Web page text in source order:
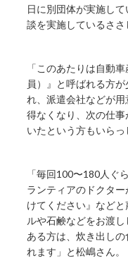
日に別団体が実施し
談を実施しているささ
「このあたりは自動
員）』と呼ばれる方
れ、派遣会社などが
得なくなり、次の仕
いたという方もいらっ
「毎回100〜180人ぐ
ランティアのドクタ
けてください』など
ルや石鹸などをお渡
ある方は、炊き出し
れます」と松嶋さん。